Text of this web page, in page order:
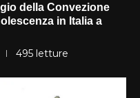
della Convezione
in Italia a
495 letture